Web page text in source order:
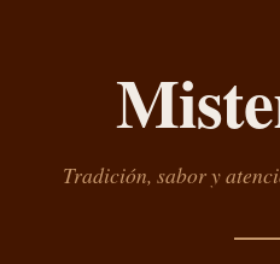
Tradición, sabor y